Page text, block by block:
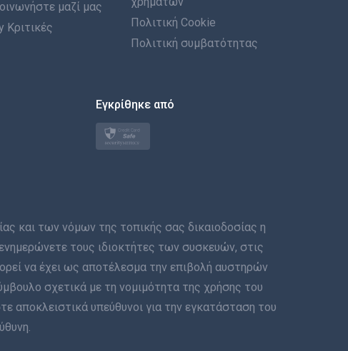
Italiano
العربية
Türkçe
Polski
Svenska
简体中文
μαζί μας
Κριτικές
Πολιτική Cookie
Πολιτική συμβατότητας
Εγκρίθηκε από
των νόμων της τοπικής σας δικαιοδοσίας η
τους ιδιοκτήτες των συσκευών, στις
να έχει ως αποτέλεσμα την επιβολή αυστηρών
σχετικά με τη νομιμότητα της χρήσης του
αποκλειστικά υπεύθυνοι για την εγκατάσταση του